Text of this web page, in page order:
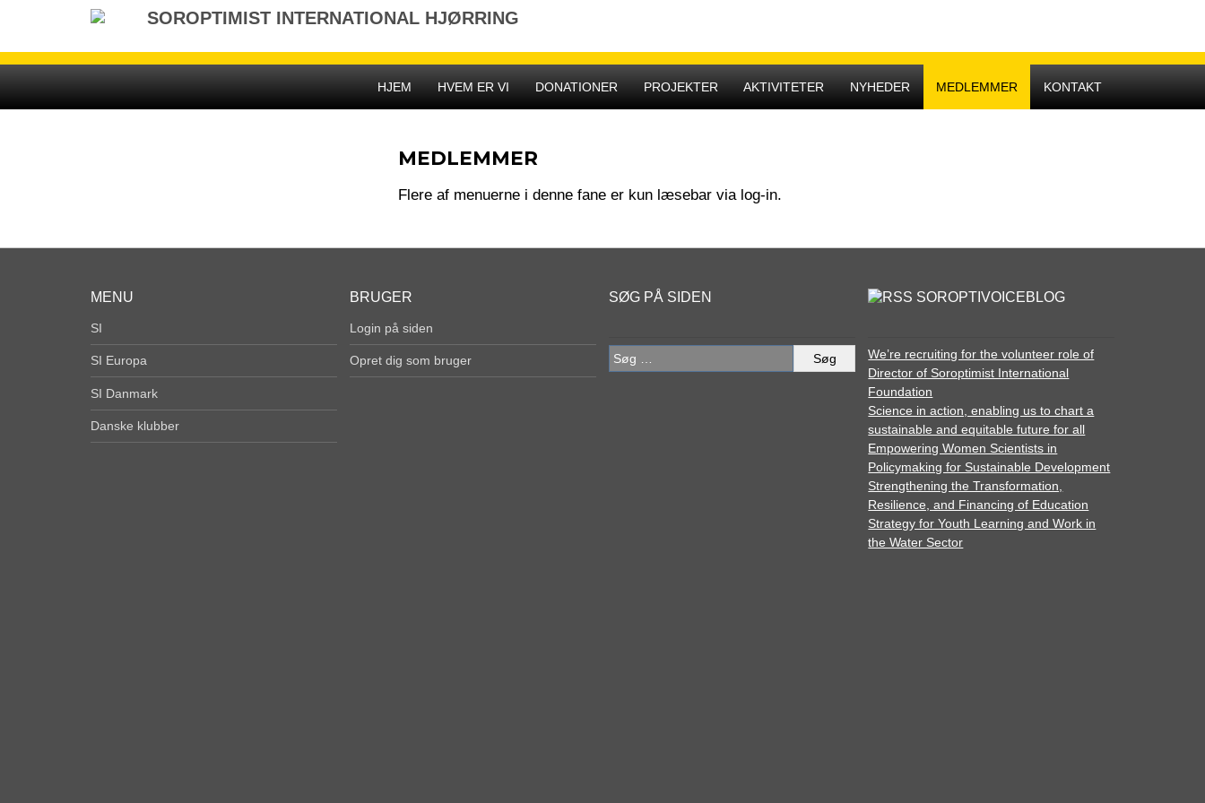
SOROPTIMIST INTERNATIONAL HJØRRING
HJEM
HVEM ER VI DONATIONER PROJEKTER AKTIVITETER NYHEDER MEDLEMMER KONTAKT
MEDLEMMER
Flere af menuerne i denne fane er kun læsebar via log-in.
MENU
SI
SI Europa
SI Danmark
Danske klubber
BRUGER
Login på siden
Opret dig som bruger
SØG PÅ SIDEN
Søg
efter:
SOROPTIVOICEBLOG
We’re recruiting for the volunteer role of
Director of Soroptimist International
Foundation
Science in action, enabling us to chart a
sustainable and equitable future for all
Empowering Women Scientists in
Policymaking for Sustainable Development
Strengthening the Transformation,
Resilience, and Financing of Education
Strategy for Youth Learning and Work in
the Water Sector